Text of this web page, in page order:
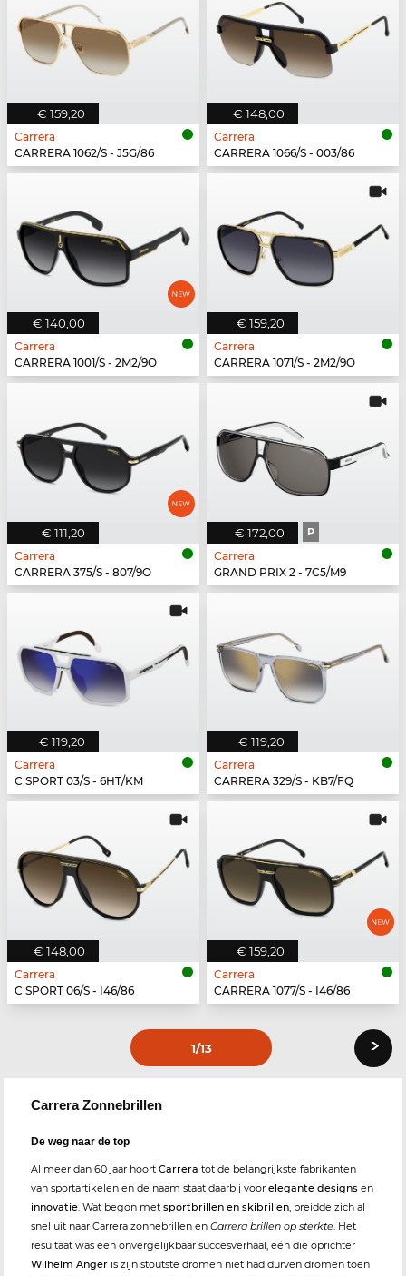
€ 159,20
Carrera
CARRERA 1062/S - J5G/86
€ 148,00
Carrera
CARRERA 1066/S - 003/86
€ 140,00
Carrera
CARRERA 1001/S - 2M2/9O
€ 159,20
Carrera
CARRERA 1071/S - 2M2/9O
€ 111,20
Carrera
CARRERA 375/S - 807/9O
€ 172,00 P
Carrera
GRAND PRIX 2 - 7C5/M9
€ 119,20
Carrera
C SPORT 03/S - 6HT/KM
€ 119,20
Carrera
CARRERA 329/S - KB7/FQ
€ 148,00
Carrera
C SPORT 06/S - I46/86
€ 159,20
Carrera
CARRERA 1077/S - I46/86
1/13 ›
Carrera Zonnebrillen
De weg naar de top
Al meer dan 60 jaar hoort Carrera tot de belangrijkste fabrikanten
van sportartikelen en de naam staat daarbij voor elegante designs en
innovatie. Wat begon met sportbrillen en skibrillen, breidde zich al
snel uit naar Carrera zonnebrillen en Carrera brillen op sterkte. Het
resultaat was een onvergelijkbaar succesverhaal, één die oprichter
Wilhelm Anger is zijn stoutste dromen niet had durven dromen toen